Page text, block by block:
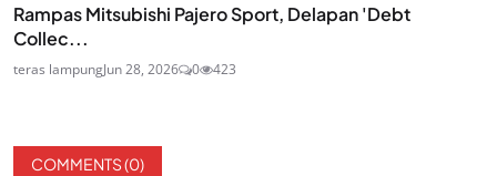
Rampas Mitsubishi Pajero Sport, Delapan 'Debt
Collec...
teras lampungJun 28, 2026 0 423
COMMENTS (0)